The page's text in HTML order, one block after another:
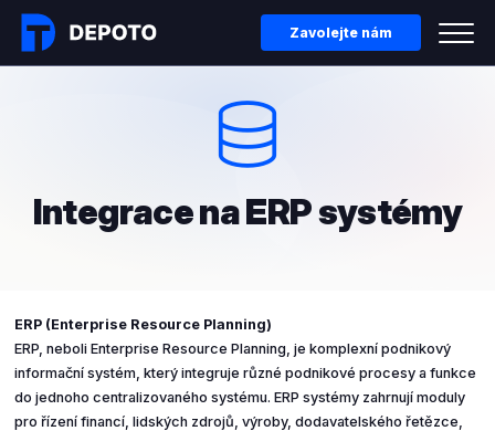
Zavolejte nám
Integrace na ERP systémy
ERP (Enterprise Resource Planning)
ERP, neboli Enterprise Resource Planning, je komplexní podnikový
informační systém, který integruje různé podnikové procesy a funkce
do jednoho centralizovaného systému. ERP systémy zahrnují moduly
pro řízení financí, lidských zdrojů, výroby, dodavatelského řetězce,